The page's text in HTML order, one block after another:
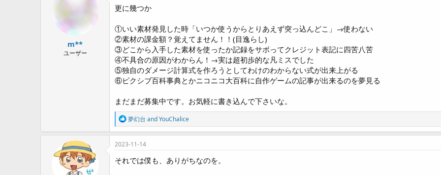
i
o
s
:
m**
ユーザー
更に幾つか
①いい素材発見した時「いつか使うからとりあえず突っ込んどこ」→使わない
②素材の課金額？覚えてません！！(目逸らし)
③どこから入手した素材を使ったか記録をサボってクレジット表記に四苦八苦
④不具合の原因がわからん！→実は超初歩的な凡ミスでした
⑤独自のダメージ計算式を作ろうとしてわけのわからない式が出来上がる
⑥ピクシブ百科事典とかニコニコ大百科に自作ゲームの記事が出来るのを夢見る
まだまだ募集中です。お気軽に書き込んで下さいな。
R
e
a
c
i
o
夢幻台 andYouChalice
2023-11-14
それでは僕も、ありがちなのを。